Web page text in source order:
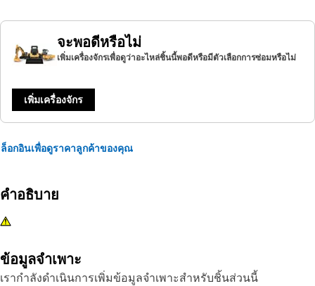
จะพอดีหรือไม่
เพิ่มเครื่องจักรเพื่อดูว่าอะไหล่ชิ้นนี้พอดีหรือมีตัวเลือกการซ่อมหรือไม่
เพิ่มเครื่องจักร
ล็อกอินเพื่อดูราคาลูกค้าของคุณ
คำอธิบาย
ข้อมูลจำเพาะ
เรากำลังดำเนินการเพิ่มข้อมูลจำเพาะสำหรับชิ้นส่วนนี้